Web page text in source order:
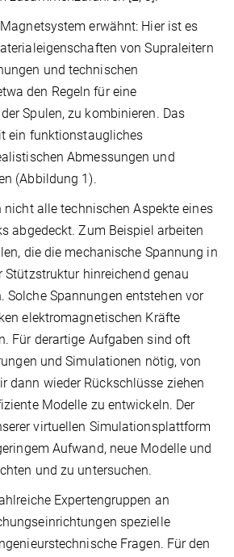
erwähnt: Hier ist es
von Supraleitern
und technischen
den Regeln für eine
Spulen, zu kombinieren. Das
ein funktionstaugliches
Abmessungen und
(Abbildung 1).
alle technischen Aspekte eines
abgedeckt. Zum Beispiel arbeiten
die die mechanische Spannung in
Stützstruktur hinreichend genau
Solche Spannungen entstehen vor
elektromagnetischen Kräfte
Für derartige Aufgaben sind oft
und Simulationen nötig, von
dann wieder Rückschlüsse ziehen
Modelle zu entwickeln. Der
virtuellen Simulationsplattform
Aufwand, neue Modelle und
und zu untersuchen.
Expertengruppen an
spezielle
Fragen. Für den